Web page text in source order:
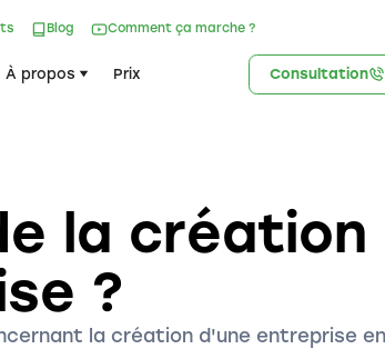
Blog Comment ça marche ?
À propos Prix Consultation
la création
?
la création d'une entreprise